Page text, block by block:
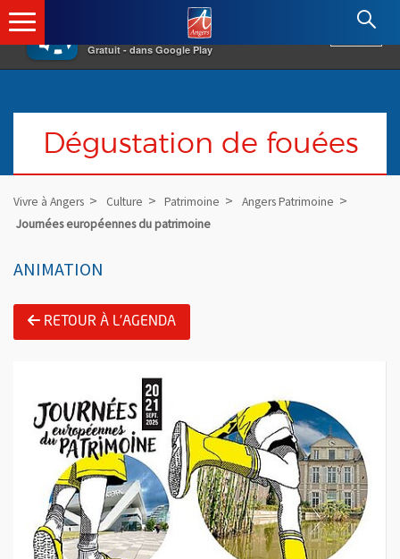
×
Gratuit - dans Google Play
Angers.fr : Retour à l'accueil
Dégustation de fouées
Vivre à Angers Culture Patrimoine
Angers Patrimoine
Journées européennes du patrimoine
ANIMATION
RETOUR À L'AGENDA